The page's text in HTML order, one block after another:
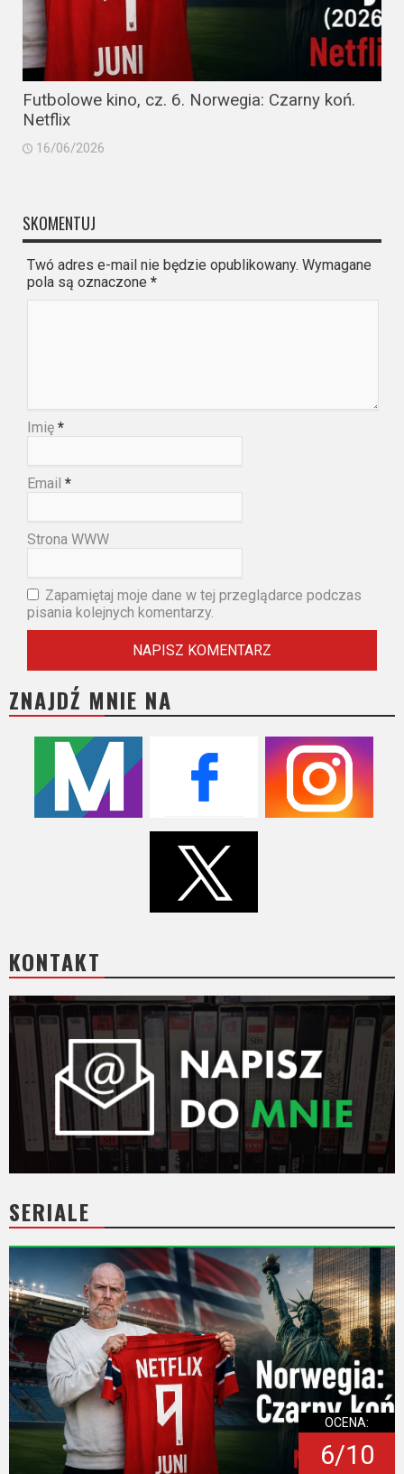
Futbolowe kino, cz. 6. Norwegia: Czarny koń.
Netflix
16/06/2026
SKOMENTUJ
Twó adres e-mail nie będzie opublikowany. Wymagane
pola są oznaczone *
Imię *
Email *
Strona WWW
Zapamiętaj moje dane w tej przeglądarce podczas
pisania kolejnych komentarzy.
ZNAJDŹ MNIE NA
KONTAKT
SERIALE
OCENA:
6/10